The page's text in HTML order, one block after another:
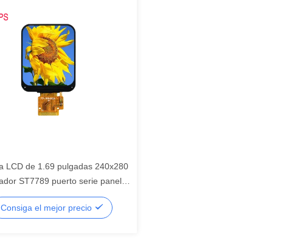
LCD de 1.69 pulgadas 240x280
ST7789 puerto serie panel
pantalla LCD de segmento,
segmento
Consiga el mejor precio